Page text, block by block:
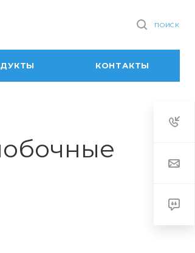
ПОИСК
КОНТАКТЫ